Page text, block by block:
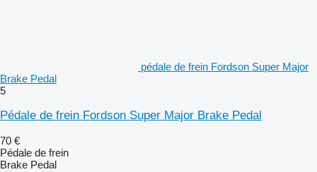
pédale de frein Fordson Super Major
Brake Pedal
5
Pédale de frein Fordson Super Major Brake Pedal
70 €
Pédale de frein
Brake Pedal